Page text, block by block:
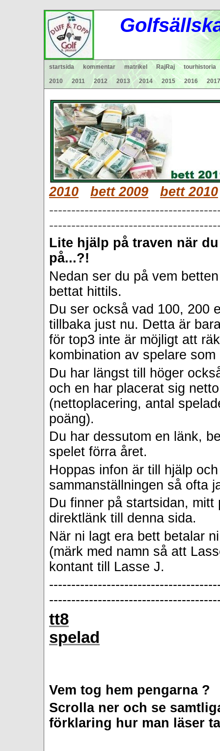
Golfsälls
startsida kommentar matrikel RajRaj tourhistoria
2010 2011 2012 2013 2014 2015 2016 2017
2010 bett 2009
bett 2010
Lite hjälp på traven när
på...?!
Nedan ser du på vem
bettat hittils.
Du ser också vad 100, 200
tillbaka just nu. Detta är
för top3 inte är möjligt att
kombination av spelare
Du har längst till höger
och en har placerat sig
(nettoplacering, antal
poäng).
Du har dessutom en länk,
spelet förra året.
Hoppas infon är till hjälp
sammanställningen så ofta
Du finner på startsidan,
direktlänk till denna sida.
När ni lagt era bett betalar
(märk med namn så att
kontant till Lasse J.
tt8
spelad
Vem tog hem pengarna ?
Scrolla ner och se
förklaring hur man läser